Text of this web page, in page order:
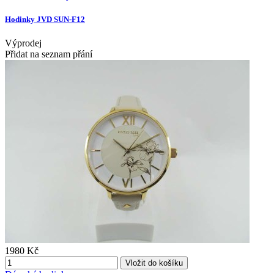
Hodinky JVD SUN-F12
Výprodej
Přidat na seznam přání
1980 Kč
Vložit do košíku